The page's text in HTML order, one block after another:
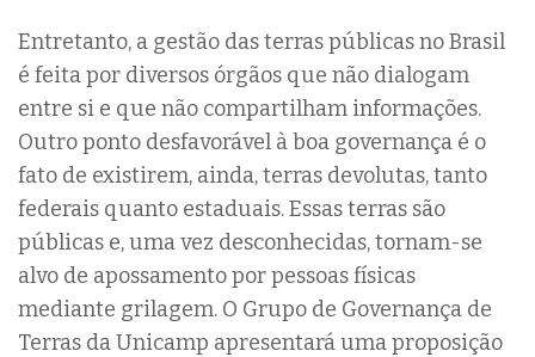
Entretanto, a gestão das terras públicas no Brasil
é feita por diversos órgãos que não dialogam
entre si e que não compartilham informações.
Outro ponto desfavorável à boa governança é o
fato de existirem, ainda, terras devolutas, tanto
federais quanto estaduais. Essas terras são
públicas e, uma vez desconhecidas, tornam-se
alvo de apossamento por pessoas físicas
mediante grilagem. O Grupo de Governança de
Terras da Unicamp apresentará uma proposição